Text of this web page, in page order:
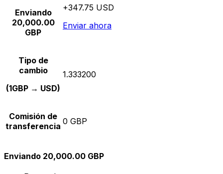
Enviando
20,000.00
GBP
+347.75 USD
Enviar ahora
Tipo de
cambio
(1GBP → USD)
1.333200
Comisión de
transferencia 0 GBP
Enviando 20,000.00 GBP